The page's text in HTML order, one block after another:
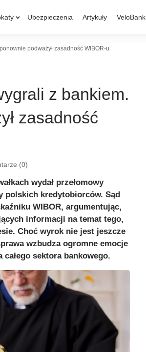
Ubezpieczenia Artykuły VeloBank
podważył zasadność WIBOR-u
z bankiem.
zasadność
(0)
wydał przełomowy
polskich kredytobiorców. Sąd
WIBOR, argumentując,
informacji na temat tego,
Choć wyrok nie jest jeszcze
wzbudza ogromne emocje
sektora bankowego.